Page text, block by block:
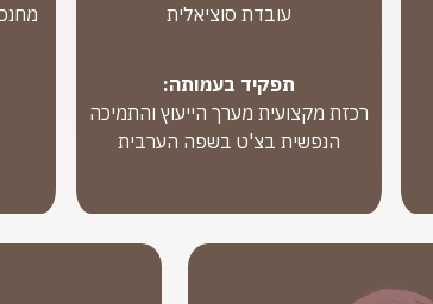
עובדת סוציאלית
תפקיד בעמותה:
רכזת מקצועית מערך הייעוץ והתמיכה
הנפשית בצ'ט בשפה הערבית